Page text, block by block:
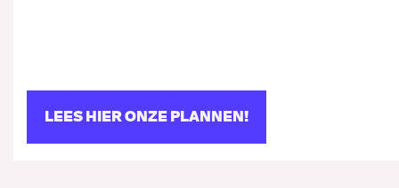
LEES HIER ONZE PLANNEN!